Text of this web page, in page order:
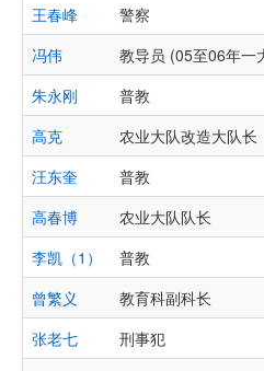
王春峰
警察
冯伟
教导员 (05至06年一
朱永刚
普教
高克
农业大队改造大队长
汪东奎
普教
高春博
农业大队队长
李凯（1）
普教
曾繁义
教育科副科长
张老七
刑事犯